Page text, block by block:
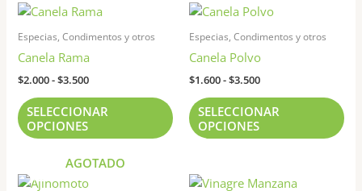
Especias, Condimentos y otros
Canela Rama
$2.000-$3.500
Rango
precios:
$2.000
hasta
SELECCIONAR
OPCIONES
Este
producto
múltiples
variantes.
opciones
elegir
Especias, Condimentos y otros
Canela Polvo
$1.600-$3.500
Rango
precios:
$1.600
hasta
SELECCIONAR
OPCIONES
AGOTADO
Este
Rango